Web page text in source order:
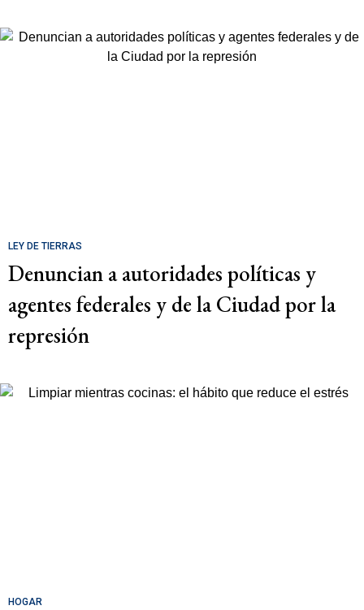
LEY DE TIERRAS
Denuncian a autoridades políticas y
agentes federales y de la Ciudad por la
represión
HOGAR